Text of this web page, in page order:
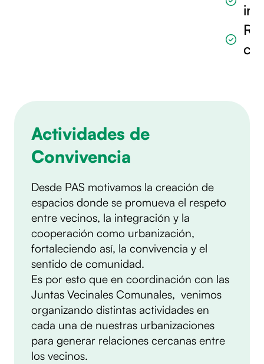
Actividades de
Convivencia
Desde PAS motivamos la creación de
espacios donde se promueva el respeto
entre vecinos, la integración y la
cooperación como urbanización,
fortaleciendo así, la convivencia y el
sentido de comunidad.
Es por esto que en coordinación con las
Juntas Vecinales Comunales, venimos
organizando distintas actividades en
cada una de nuestras urbanizaciones
para generar relaciones cercanas entre
los vecinos.